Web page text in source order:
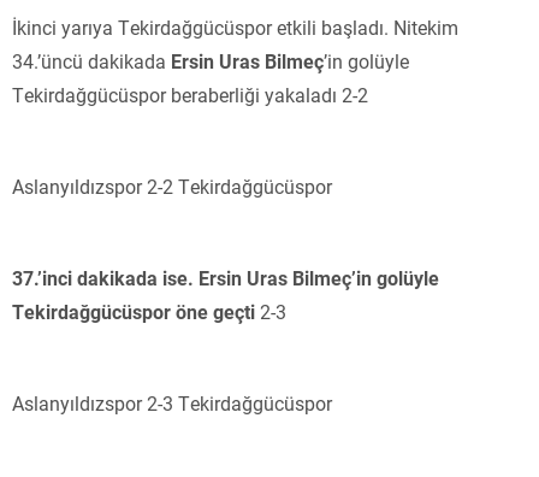
İkinci yarıya Tekirdağgücüspor etkili başladı. Nitekim
34.’üncü dakikada Ersin Uras Bilmeç’in golüyle
Tekirdağgücüspor beraberliği yakaladı 2-2
Aslanyıldızspor 2-2 Tekirdağgücüspor
37.’inci dakikada ise. Ersin Uras Bilmeç’in golüyle
Tekirdağgücüspor öne geçti 2-3
Aslanyıldızspor 2-3 Tekirdağgücüspor